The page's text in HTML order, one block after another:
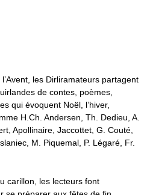
les Dirliramateurs partagent
de contes, poèmes,
qui évoquent Noël, l’hiver,
H.Ch. Andersen, Th. Dedieu, A.
Apollinaire, Jaccottet, G. Couté,
M. Piquemal, P. Légaré, Fr.
carillon, les lecteurs font